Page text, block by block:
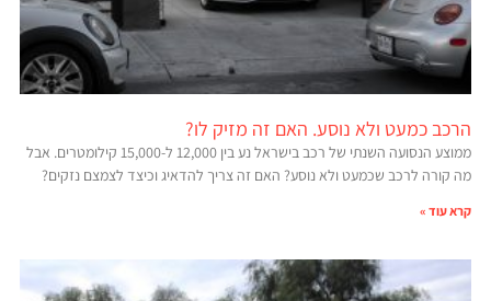
הרכב כמעט ולא נוסע. האם זה מזיק לו?
ממוצע הנסועה השנתי של רכב בישראל נע בין 12,000 ל-15,000 קילומטרים. אבל
מה קורה לרכב שכמעט ולא נוסע? האם זה צריך להדאיג וכיצד לצמצם נזקים?
קרא עוד »